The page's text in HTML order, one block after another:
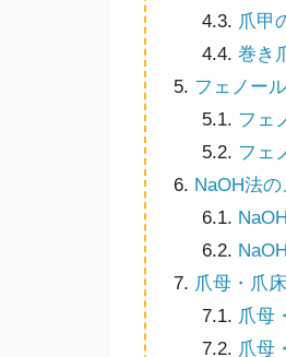
4.3. 爪甲
4.4. 巻き
5. フェノー
5.1. フェ
5.2. フェ
6. NaOH法
6.1.
6.2.
7. 爪母・爪
7.1. 爪母
7.2. 爪母